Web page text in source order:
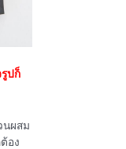
ปก็
นผสม
อง